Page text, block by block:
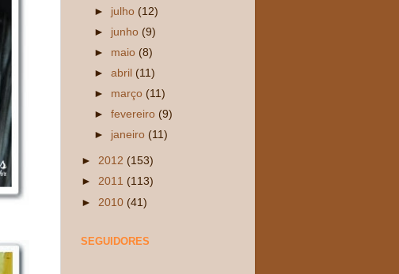
► julho (12)
► junho (9)
► maio (8)
►abril (11)
► março (11)
►fevereiro (9)
► janeiro (11)
► 2012 (153)
► 2011 (113)
► 2010 (41)
SEGUIDORES